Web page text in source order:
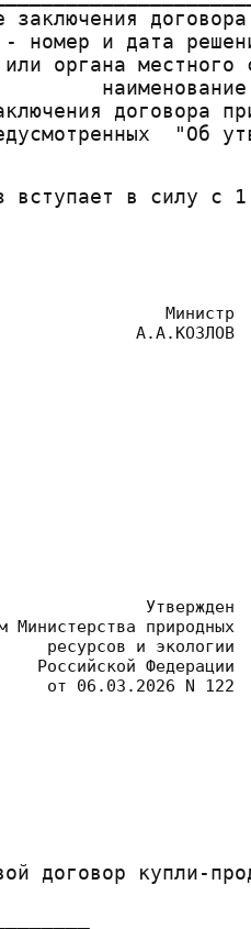
заключения
номер и дата
органа местного
договора
"Об
вступает в силу с
Министр
А.А.КОЗЛОВ
Утвержден
Министерства природных
ресурсов и экологии
Российской Федерации
от 06.03.2026 N 122
договор купли-